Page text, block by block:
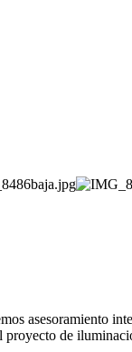
asesoramiento
de